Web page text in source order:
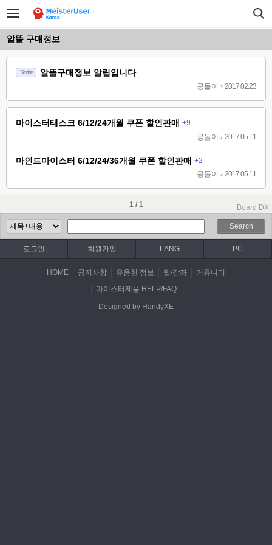
알뜰 구매정보
Notice 알뜰구매정보 알림입니다
공돌이 › 2017.02.23
마이스터태스크 6/12/24개월 쿠폰 할인판매 +9
공돌이 › 2017.05.11
마인드마이스터 6/12/24/36개월 쿠폰 할인판매 +2
공돌이 › 2017.05.11
1 / 1 Board DX
Search
로그인 회원가입 LANG PC
HOME 공지사항 유용한 정보 팁/강좌
커뮤니티
마이스터제품 HELP/FAQ
Designed by HandyXE